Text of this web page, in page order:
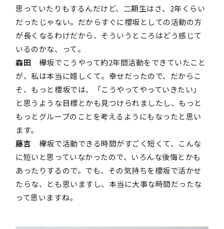
思っていたりもするんだけど、二期生はさ、2年くらい
だったじゃない。だからすぐに櫻坂としての活動の方
が長くなるわけだから、そういうところはどう感じて
いるのかな、って。
森田 欅坂でこうやって約2年間活動をできていたこと
が、私は本当に嬉しくて。幸せだったので、だからこ
そ、もっと櫻坂では、「こうやってやっていきたい」
と思うような目標とかも見つけられましたし、もっと
もっとグループのことを考えるようにもなったと思い
ます。
藤吉 欅坂で活動できる時間がすごく短くて、こんな
に短いと思っていなかったので、いろんな後悔とかも
あったりするので。でも、その気持ちを櫻坂で活かせ
たらな、とも思いますし、本当に大事な時間だったな
って思いますね。